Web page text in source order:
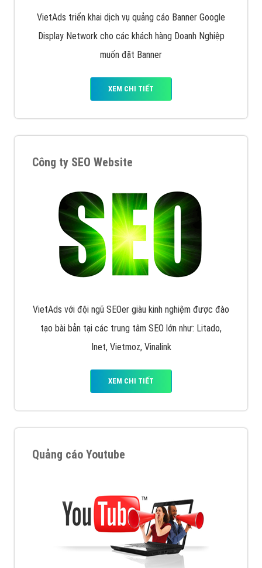
VietAds triển khai dịch vụ quảng cáo Banner Google
Display Network cho các khách hàng Doanh Nghiệp
muốn đặt Banner
XEM CHI TIẾT
Công ty SEO Website
VietAds với đội ngũ SEOer giàu kinh nghiệm được đào
tạo bài bản tại các trung tâm SEO lớn như: Litado,
Inet, Vietmoz, Vinalink
XEM CHI TIẾT
Quảng cáo Youtube